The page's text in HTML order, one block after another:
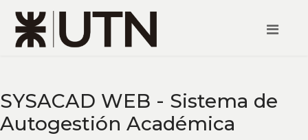
SYSACAD WEB - Sistema de
Autogestión Académica